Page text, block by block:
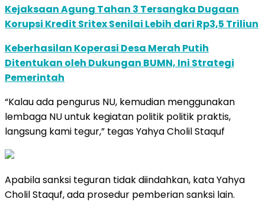
Kejaksaan Agung Tahan 3 Tersangka Dugaan
Korupsi Kredit Sritex Senilai Lebih dari Rp3,5 Triliun
Keberhasilan Koperasi Desa Merah Putih
Ditentukan oleh Dukungan BUMN, Ini Strategi
Pemerintah
“Kalau ada pengurus NU, kemudian menggunakan
lembaga NU untuk kegiatan politik politik praktis,
langsung kami tegur,” tegas Yahya Cholil Staquf
Apabila sanksi teguran tidak diindahkan, kata Yahya
Cholil Staquf, ada prosedur pemberian sanksi lain.